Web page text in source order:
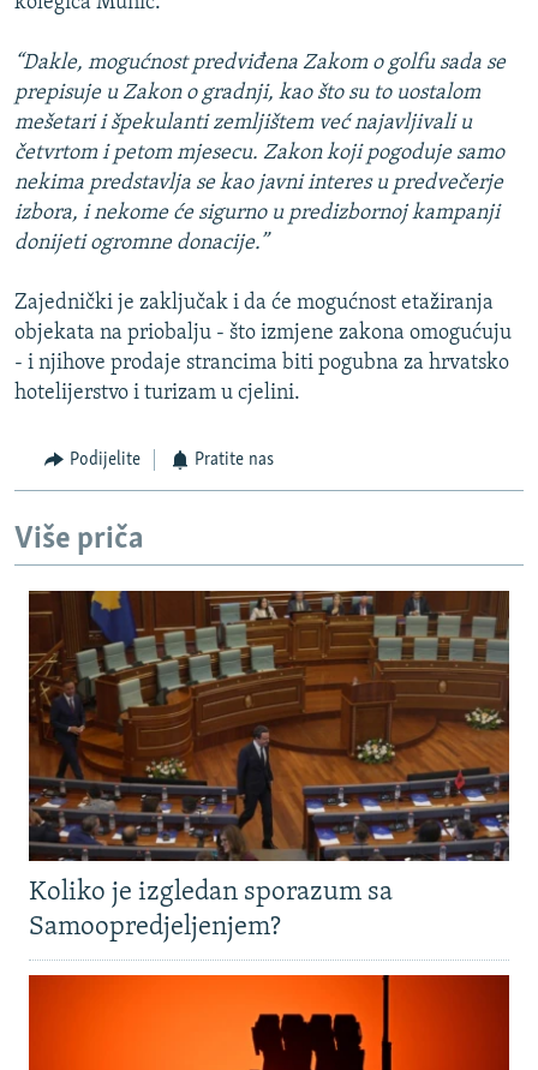
“Dakle, mogućnost predviđena Zakom o golfu sada se
prepisuje u Zakon o gradnji, kao što su to uostalom
mešetari i špekulanti zemljištem već najavljivali u
četvrtom i petom mjesecu. Zakon koji pogoduje samo
nekima predstavlja se kao javni interes u predvečerje
izbora, i nekome će sigurno u predizbornoj kampanji
donijeti ogromne donacije.”
Zajednički je zaključak i da će mogućnost etažiranja
objekata na priobalju - što izmjene zakona omogućuju
- i njihove prodaje strancima biti pogubna za hrvatsko
hotelijerstvo i turizam u cjelini.
Podijelite Pratite nas
Više priča
Koliko je izgledan sporazum sa
Samoopredjeljenjem?